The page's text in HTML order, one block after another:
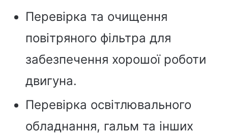
Перевірка та очищення
повітряного фільтра для
забезпечення хорошої роботи
двигуна.
Перевірка освітлювального
обладнання, гальм та інших